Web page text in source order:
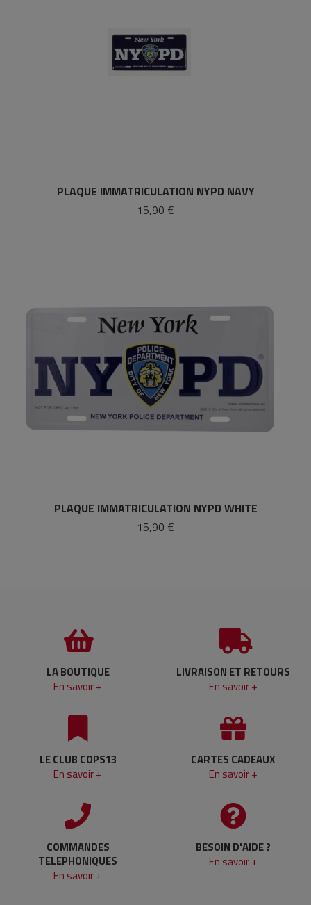
PLAQUE IMMATRICULATION NYPD NAVY
15,90 €
PLAQUE IMMATRICULATION NYPD WHITE
15,90 €
LA BOUTIQUE
En savoir +
LIVRAISON ET RETOURS
En savoir +
LE CLUB COPS13
En savoir +
CARTES CADEAUX
En savoir +
COMMANDES
TELEPHONIQUES
En savoir +
BESOIN D'AIDE ?
En savoir +